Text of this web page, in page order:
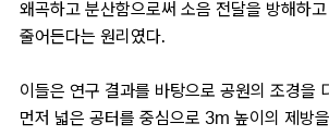
왜곡하고 분산함으로써 소음 전달을 방해하고
줄어든다는 원리였다.
이들은 연구 결과를 바탕으로 공원의 조경을
먼저 넓은 공터를 중심으로 3m 높이의 제방